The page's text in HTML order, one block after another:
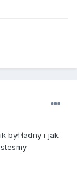
był ładny i jak